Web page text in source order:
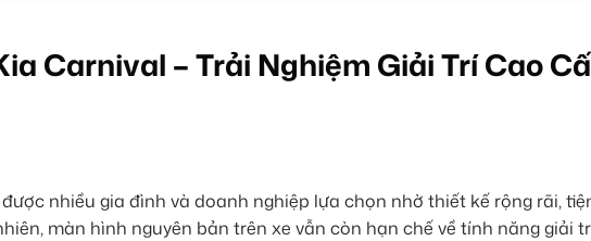
Carnival – Trải Nghiệm Giải Trí Cao
nhiều gia đình và doanh nghiệp lựa chọn nhờ thiết kế rộng rãi,
màn hình nguyên bản trên xe vẫn còn hạn chế về tính năng giải